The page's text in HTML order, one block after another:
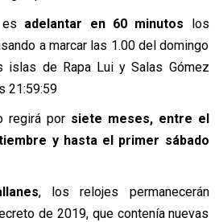
adelantar en 60 minutos los
a marcar las 1.00 del domingo
islas de Rapa Lui y Salas Gómez
21:59:59
regirá por siete meses, entre el
y hasta el primer sábado
, los relojes permanecerán
de 2019, que contenía nuevas